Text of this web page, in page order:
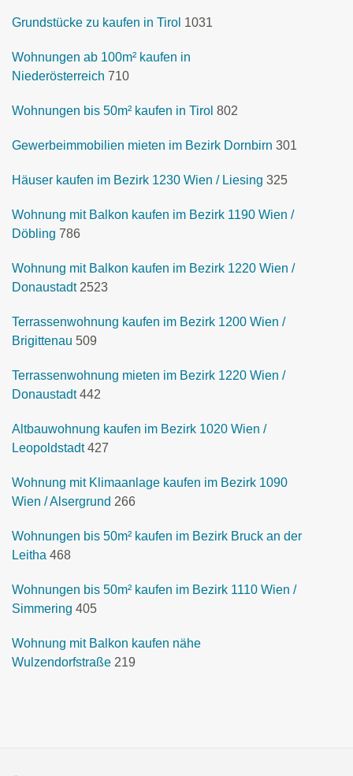
Grundstücke zu kaufen in Tirol 1031
Wohnungen ab 100m² kaufen in
Niederösterreich 710
Wohnungen bis 50m² kaufen in Tirol 802
Gewerbeimmobilien mieten im Bezirk Dornbirn 301
Häuser kaufen im Bezirk 1230 Wien / Liesing 325
Wohnung mit Balkon kaufen im Bezirk 1190 Wien /
Döbling 786
Wohnung mit Balkon kaufen im Bezirk 1220 Wien /
Donaustadt 2523
Terrassenwohnung kaufen im Bezirk 1200 Wien /
Brigittenau 509
Terrassenwohnung mieten im Bezirk 1220 Wien /
Donaustadt 442
Altbauwohnung kaufen im Bezirk 1020 Wien /
Leopoldstadt 427
Wohnung mit Klimaanlage kaufen im Bezirk 1090
Wien / Alsergrund 266
Wohnungen bis 50m² kaufen im Bezirk Bruck an der
Leitha 468
Wohnungen bis 50m² kaufen im Bezirk 1110 Wien /
Simmering 405
Wohnung mit Balkon kaufen nähe
Wulzendorfstraße 219